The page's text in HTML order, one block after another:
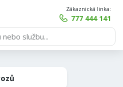
Zákaznická linka:
777 444 141